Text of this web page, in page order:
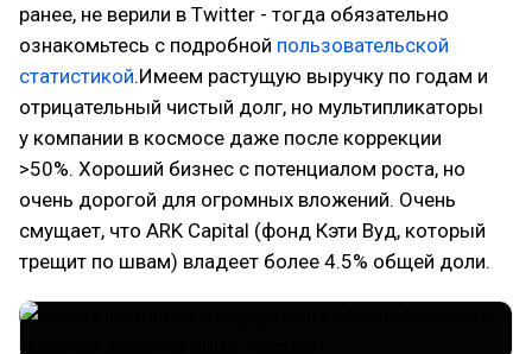
ранее, не верили в Twitter - тогда обязательно
ознакомьтесь с подробной пользовательской
статистикой.Имеем растущую выручку по годам и
отрицательный чистый долг, но мультипликаторы
у компании в космосе даже после коррекции
>50%. Хороший бизнес с потенциалом роста, но
очень дорогой для огромных вложений. Очень
смущает, что ARK Capital (фонд Кэти Вуд, который
трещит по швам) владеет более 4.5% общей доли.